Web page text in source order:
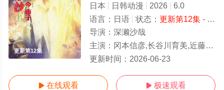
更新第12集
日本 日韩动漫 2026
6.0
语言： 日语 状态： 更新第12集- 免费在线观看
导演： 深濑沙哉
主演： 冈本信彦,长谷川育美,近藤浩德
更新时间： 2026-06-23
 在线观看  极速观看